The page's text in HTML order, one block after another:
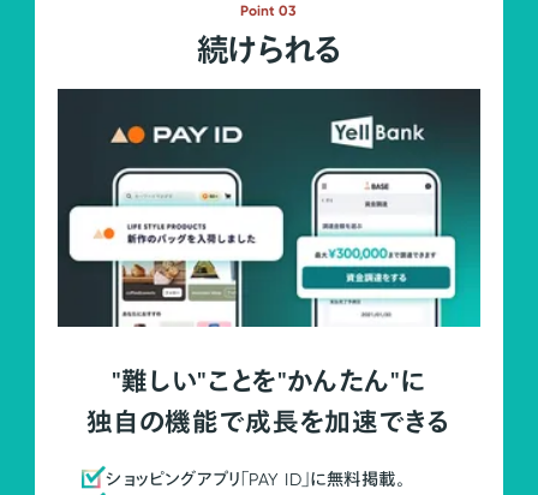
Point 03
続けられる
"難しい"ことを"かんたん"に
独自の機能で成長を加速できる
ショッピングアプリ「PAY ID」に無料掲載。